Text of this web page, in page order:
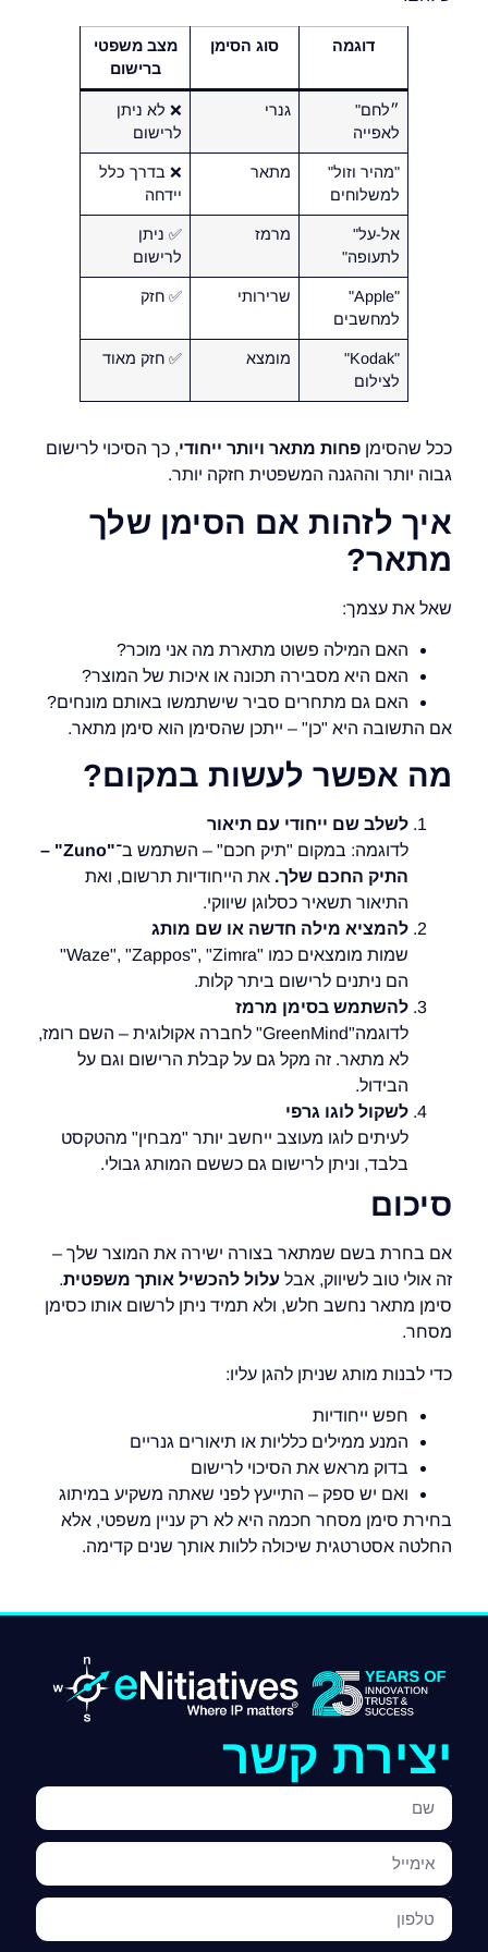
דוגמה סוג הסימן
מצב משפטי
ברישום
״לחם"
לאפייה
גנרי
❌ לא ניתן
לרישום
"מהיר וזול"
למשלוחים
מתאר
❌ בדרך כלל
יידחה
אל-על"
לתעופה"
מרמז
✅ ניתן
לרישום
"Apple"
למחשבים
שרירותי ✅ חזק
"Kodak"
לצילום
מומצא ✅ חזק מאוד
ככל שהסימן פחות מתאר ויותר ייחודי, כך הסיכוי לרישום
גבוה יותר וההגנה המשפטית חזקה יותר.
איך לזהות אם הסימן שלך
מתאר?
שאל את עצמך:
האם המילה פשוט מתארת מה אני מוכר?
האם היא מסבירה תכונה או איכות של המוצר?
האם גם מתחרים סביר שישתמשו באותם מונחים?
אם התשובה היא "כן" – ייתכן שהסימן הוא סימן מתאר.
מה אפשר לעשות במקום?
לשלב שם ייחודי עם תיאור
לדוגמה: במקום "תיק חכם" – השתמש ב־
"Zuno" –
התיק החכם שלך. את הייחודיות תרשום, ואת
התיאור תשאיר כסלוגן שיווקי.
להמציא מילה חדשה או שם מותג
שמות מומצאים כמו "Waze", "Zappos", "Zimra"
הם ניתנים לרישום ביתר קלות.
להשתמש בסימן מרמז
לדוגמה"GreenMind" לחברה אקולוגית – השם רומז,
לא מתאר. זה מקל גם על קבלת הרישום וגם על
הבידול.
לשקול לוגו גרפי
לעיתים לוגו מעוצב ייחשב יותר "מבחין" מהטקסט
בלבד, וניתן לרישום גם כששם המותג גבולי.
סיכום
אם בחרת בשם שמתאר בצורה ישירה את המוצר שלך –
זה אולי טוב לשיווק, אבל עלול להכשיל אותך משפטית.
סימן מתאר נחשב חלש, ולא תמיד ניתן לרשום אותו כסימן
מסחר.
כדי לבנות מותג שניתן להגן עליו:
חפש ייחודיות
המנע ממילים כלליות או תיאורים גנריים
בדוק מראש את הסיכוי לרישום
ואם יש ספק – התייעץ לפני שאתה משקיע במיתוג
בחירת סימן מסחר חכמה היא לא רק עניין משפטי, אלא
החלטה אסטרטגית שיכולה ללוות אותך שנים קדימה.
יצירת קשר